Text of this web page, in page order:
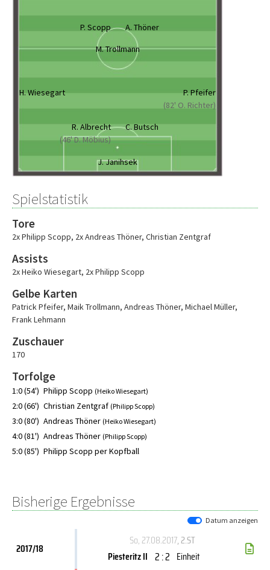
P. Scopp
A. Thöner
M. Trollmann
H. Wiesegart
P. Pfeifer
(82' O. Richter)
R. Albrecht
(46' D. Möbius)
C. Butsch
J. Janihsek
Spielstatistik
Tore
2x Philipp Scopp, 2x Andreas Thöner, Christian Zentgraf
Assists
2x Heiko Wiesegart, 2x Philipp Scopp
Gelbe Karten
Patrick Pfeifer, Maik Trollmann, Andreas Thöner, Michael Müller,
Frank Lehmann
Zuschauer
170
Torfolge
1:0 (54') Philipp Scopp (Heiko Wiesegart)
2:0 (66') Christian Zentgraf (Philipp Scopp)
3:0 (80') Andreas Thöner (Heiko Wiesegart)
4:0 (81') Andreas Thöner (Philipp Scopp)
5:0 (85') Philipp Scopp per Kopfball
Bisherige Ergebnisse
Datum anzeigen
2017/18
So, 27.08.2017, 2.ST
Piesteritz II 2 : 2 Einheit